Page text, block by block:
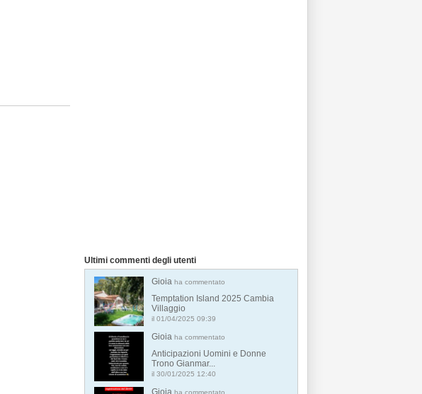
Ultimi commenti degli utenti
Gioia ha commentato
Temptation Island 2025 Cambia
Villaggio
il 01/04/2025 09:39
Gioia ha commentato
Anticipazioni Uomini e Donne
Trono Gianmar...
il 30/01/2025 12:40
Gioia ha commentato